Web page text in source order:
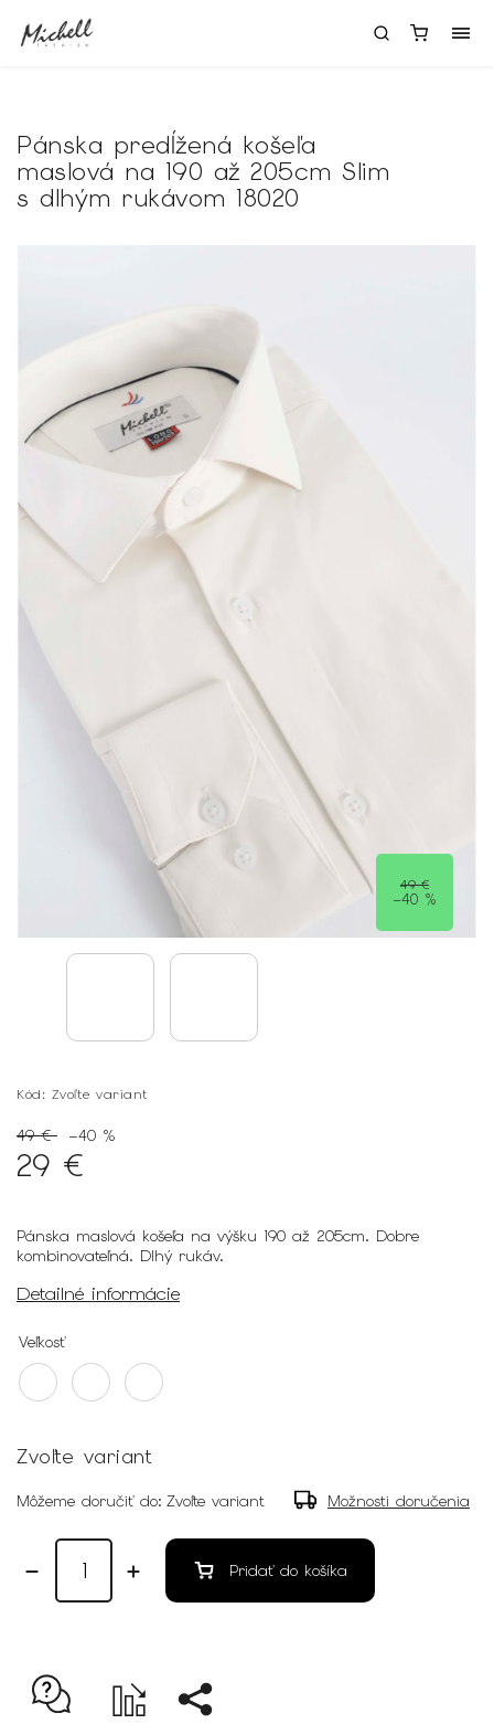
Pánska predĺžená košeľa
maslová na 190 až 205cm Slim
s dlhým rukávom 18020
49 €
–40 %
Kód: Zvoľte variant
49 € –40 %
29 €
Pánska maslová košeľa na výšku 190 až 205cm. Dobre
kombinovateľná. Dlhý rukáv.
Detailné informácie
Veľkosť
Zvoľte variant
Môžeme doručiť do: Zvoľte variant Možnosti doručenia
Pridať do košíka